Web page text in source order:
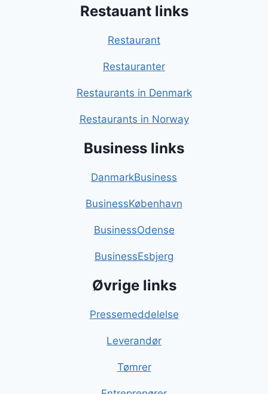
Restauant links
Restaurant
Restauranter
Restaurants in Denmark
Restaurants in Norway
Business links
DanmarkBusiness
BusinessKøbenhavn
BusinessOdense
BusinessEsbjerg
Øvrige links
Pressemeddelelse
Leverandør
Tømrer